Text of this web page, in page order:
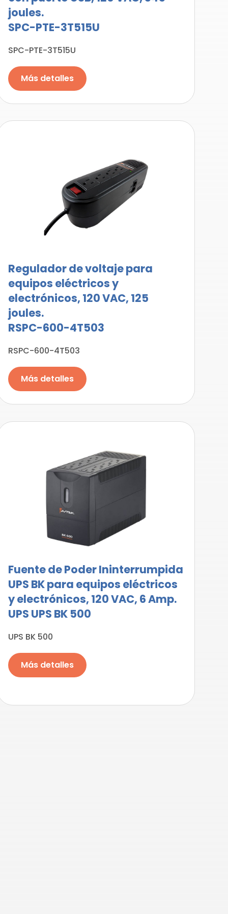
joules.
SPC-PTE-3T515U
SPC-PTE-3T515U
Más detalles
Regulador de voltaje para
equipos eléctricos y
electrónicos, 120 VAC, 125
joules.
RSPC-600-4T503
RSPC-600-4T503
Más detalles
Fuente de Poder Ininterrumpida
UPS BK para equipos eléctricos
y electrónicos, 120 VAC, 6 Amp.
UPS UPS BK 500
UPS BK 500
Más detalles